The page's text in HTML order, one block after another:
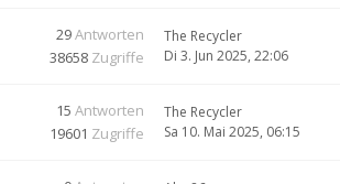
29Antworten
38658 Zugriffe
The Recycler
Di 3. Jun 2025, 22:06
15 Antworten
19601 Zugriffe
The Recycler
Sa 10. Mai 2025, 06:15